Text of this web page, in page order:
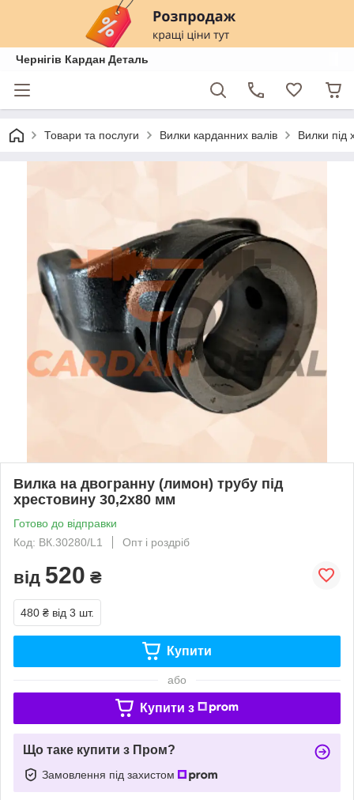
Чернігів Кардан Деталь
Товари та послуги Вилки карданних валів Вилки під
Вилка на двогранну (лимон) трубу під
хрестовину 30,2х80 мм
Готово до відправки
Код: ВК.30280/L1
Опт і роздріб
від 520 ₴
480 ₴ від 3 шт.
Купити
або
Купити з
Що таке купити з Пром?
Замовлення під захистом